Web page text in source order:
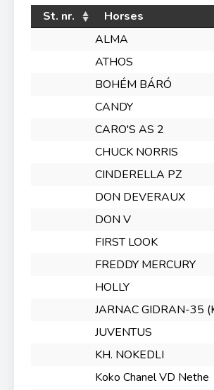
St. nr.
Horses
ALMA
ATHOS
BOHÉM BÁRÓ
CANDY
CARO'S AS 2
CHUCK NORRIS
CINDERELLA PZ
DON DEVERAUX
DON V
FIRST LOOK
FREDDY MERCURY
HOLLY
JARNAC GIDRAN-35
JUVENTUS
KH. NOKEDLI
Koko Chanel VD Nethe